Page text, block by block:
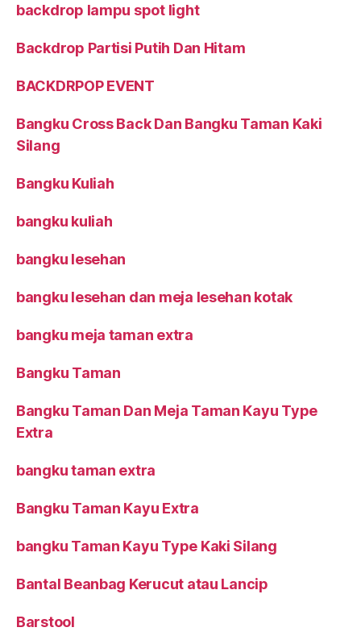
backdrop lampu spot light
Backdrop Partisi Putih Dan Hitam
BACKDRPOP EVENT
Bangku Cross Back Dan Bangku Taman Kaki
Silang
Bangku Kuliah
bangku kuliah
bangku lesehan
bangku lesehan dan meja lesehan kotak
bangku meja taman extra
Bangku Taman
Bangku Taman Dan Meja Taman Kayu Type
Extra
bangku taman extra
Bangku Taman Kayu Extra
bangku Taman Kayu Type Kaki Silang
Bantal Beanbag Kerucut atau Lancip
Barstool